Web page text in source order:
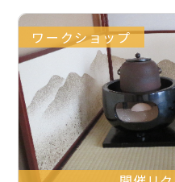
ワークショップ